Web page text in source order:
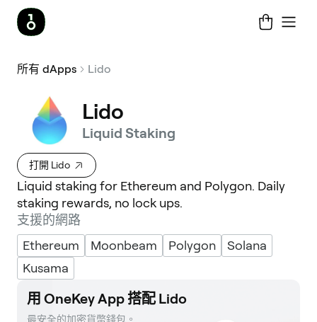
所有 dApps Lido
Lido
Liquid Staking
打開 Lido
Liquid staking for Ethereum and Polygon. Daily
staking rewards, no lock ups.
支援的網路
Ethereum
Moonbeam Polygon
Solana
Kusama
用 OneKey App 搭配 Lido
最安全的加密貨幣錢包。